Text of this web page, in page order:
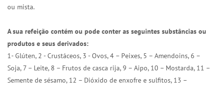
ou mista.
A sua refeição contém ou pode conter as seguintes substâncias ou
produtos e seus derivados:
1- Glúten, 2 - Crustáceos, 3 - Ovos, 4 – Peixes, 5 – Amendoins, 6 –
Soja, 7 – Leite, 8 – Frutos de casca rija, 9 – Aipo, 10 – Mostarda, 11 –
Semente de sésamo, 12 – Dióxido de enxofre e sulfitos, 13 –